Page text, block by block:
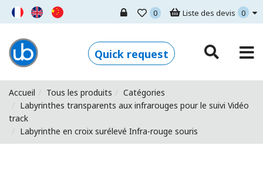
Liste des devis 0
0
Ugo Basile - Home
Quick request
Accueil Tous les produits
Catégories
Labyrinthes transparents aux infrarouges pour le suivi Vidéo
track
Labyrinthe en croix surélevé Infra-rouge souris